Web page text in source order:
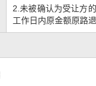
2.未被确认为受让方
工作日内原金额原路